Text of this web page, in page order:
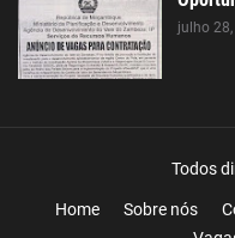
julho
Todos
Home Sobre nós